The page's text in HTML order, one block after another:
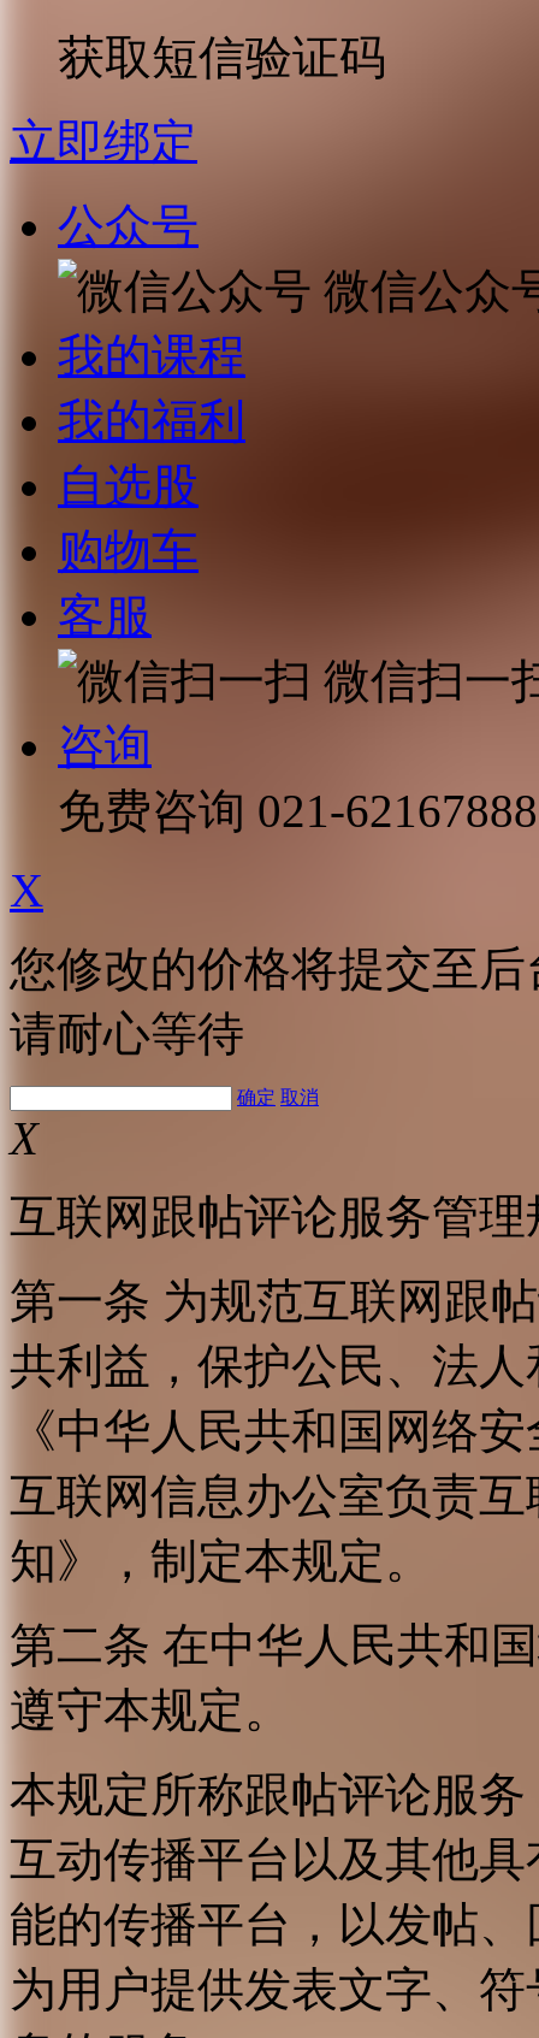
获取短信验证码
立即绑定
公众号
微信公众
我的课程
我的福利
自选股
购物车
客服
微信扫一
咨询
免费咨询 021-62167888
X
您修改的价格将提交至
请耐心等待
确定 取消
X
互联网跟帖评论服务管理
第一条 为规范互联网跟
共利益，保护公民、法
《中华人民共和国网络
互联网信息办公室负责
知》，制定本规定。
第二条 在中华人民共和
遵守本规定。
本规定所称跟帖评论服
互动传播平台以及其他
能的传播平台，以发帖
为用户提供发表文字、